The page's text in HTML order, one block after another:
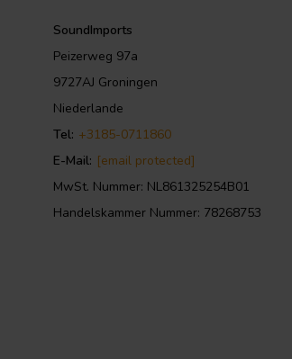
SoundImports
Peizerweg 97a
9727AJ Groningen
Niederlande
Tel: +3185-0711860
E-Mail: [email protected]
MwSt. Nummer: NL861325254B01
Handelskammer Nummer: 78268753